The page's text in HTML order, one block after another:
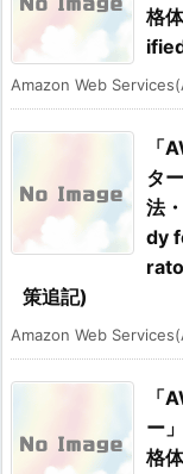
格
Amazon Web
「
タ
法
dy
策追記)
Amazon Web
「
ー
格